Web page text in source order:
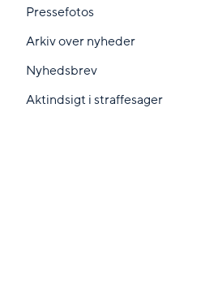
Pressefotos
Arkiv over nyheder
Nyhedsbrev
Aktindsigt i straffesager